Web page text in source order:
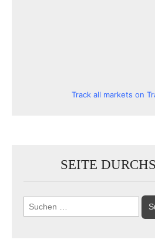
Track all markets on
SEITE
Suchen
nach: